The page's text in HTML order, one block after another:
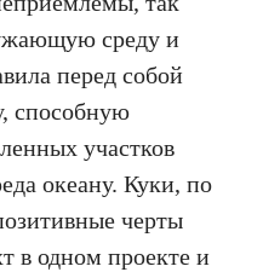
среду и
перед собой
способную
участков
океану. Куки, по
черты
в одном проекте и